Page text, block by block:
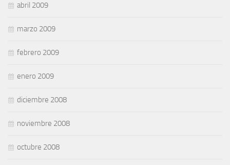
abril 2009
marzo 2009
febrero 2009
enero 2009
diciembre 2008
noviembre 2008
octubre 2008